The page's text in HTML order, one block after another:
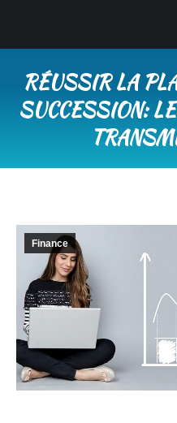
RÉUSSIR LA
SUCCESSION:
Finance